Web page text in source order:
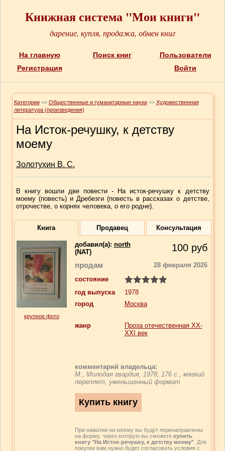
Книжная система "Мои книги"
дарение, купля, продажа, обмен книг
На главную Поиск книг
Пользователи
Регистрация
Войти
Категории >> Общественные и гуманитарные науки >> Художественная
литература (произведения)
На Исток-речушку, к детству
моему
Золотухин В. С.
В книгу вошли две повести - На исток-речушку к детству
моему (повесть) и Дребезги (повесть в рассказах о детстве,
отрочестве, о корнях человека, о его родне).
Книга Продавец Консультация
крупное фото
добавил(a): north
(NAT)
100 руб
продам
28 февраля 2026
состояние
год выпуска
1978
город
Москва
жанр
Проза отечественная ХХ-
ХХI век
комментарий владельца:
М., Молодая гвардия, 1978, 176 с., мягкий
переплет, уменьшенный формат
При нажатии на кнопку вы будут перенаправлены
на форму, через которую вы сможете купить
книгу "На Исток-речушку, к детству моему". Для
покупки вам нужно будет согласовать условия с